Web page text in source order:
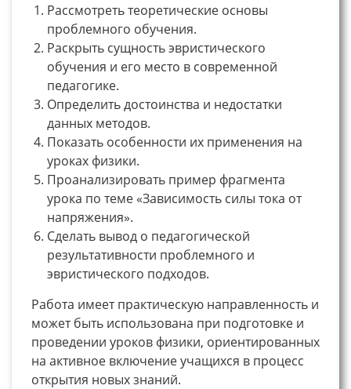
Рассмотреть теоретические основы
проблемного обучения.
Раскрыть сущность эвристического
обучения и его место в современной
педагогике.
Определить достоинства и недостатки
данных методов.
Показать особенности их применения на
уроках физики.
Проанализировать пример фрагмента
урока по теме «Зависимость силы тока от
напряжения».
Сделать вывод о педагогической
результативности проблемного и
эвристического подходов.
Работа имеет практическую направленность и
может быть использована при подготовке и
проведении уроков физики, ориентированных
на активное включение учащихся в процесс
открытия новых знаний.